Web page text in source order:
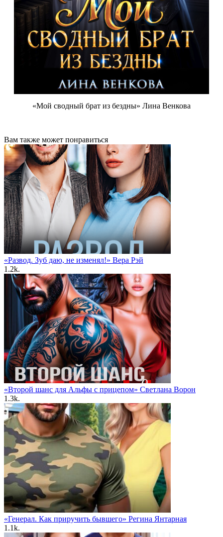
«Мой сводный брат из бездны» Лина Венкова
Вам также может понравиться
«Развод. Зуб даю, не изменял!» Вера Рэй
1.2k.
«Второй шанс для Альфы с прицепом» Светлана Ворон
1.3k.
«Генерал. Как приручить бывшего» Регина Янтарная
1.1k.